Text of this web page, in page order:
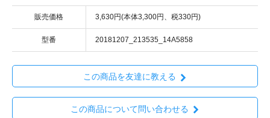
販売価格 3,630円(本体3,300円、税330円)
型番 20181207_213535_14A5858
この商品を友達に教える
この商品について問い合わせる